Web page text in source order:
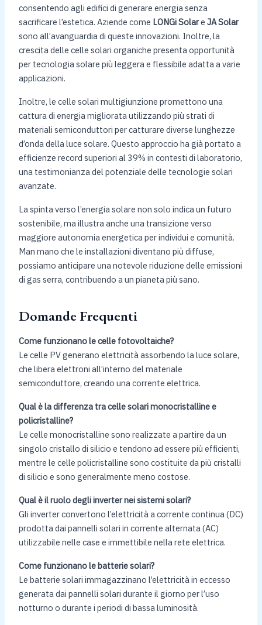
consentendo agli edifici di generare energia senza
sacrificare l’estetica. Aziende come LONGi Solare JA Solar
sono all’avanguardia di queste innovazioni. Inoltre, la
crescita delle celle solari organiche presenta opportunità
per tecnologia solare più leggera e flessibile adatta a varie
applicazioni.
Inoltre, le celle solari multigiunzione promettono una
cattura di energia migliorata utilizzando più strati di
materiali semiconduttori per catturare diverse lunghezze
d’onda della luce solare. Questo approccio ha già portato a
efficienze record superiori al 39% in contesti di laboratorio,
una testimonianza del potenziale delle tecnologie solari
avanzate.
La spinta verso l’energia solare non solo indica un futuro
sostenibile, ma illustra anche una transizione verso
maggiore autonomia energetica per individui e comunità.
Man mano che le installazioni diventano più diffuse,
possiamo anticipare una notevole riduzione delle emissioni
di gas serra, contribuendo a un pianeta più sano.
Domande Frequenti
Come funzionano le celle fotovoltaiche?
Le celle PV generano elettricità assorbendo la luce solare,
che libera elettroni all’interno del materiale
semiconduttore, creando una corrente elettrica.
Qual è la differenza tra celle solari monocristalline e
policristalline?
Le celle monocristalline sono realizzate a partire da un
singolo cristallo di silicio e tendono ad essere più efficienti,
mentre le celle policristalline sono costituite da più cristalli
di silicio e sono generalmente meno costose.
Qual è il ruolo degli inverter nei sistemi solari?
Gli inverter convertono l’elettricità a corrente continua (DC)
prodotta dai pannelli solari in corrente alternata (AC)
utilizzabile nelle case e immettibile nella rete elettrica.
Come funzionano le batterie solari?
Le batterie solari immagazzinano l’elettricità in eccesso
generata dai pannelli solari durante il giorno per l’uso
notturno o durante i periodi di bassa luminosità.